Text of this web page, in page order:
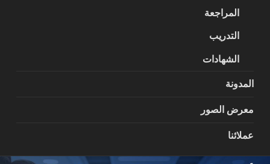
المراجعة
التدريب
الشهادات
المدونة
معرض الصور
عملائنا